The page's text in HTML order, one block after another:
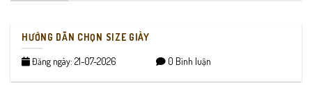
HƯỚNG DẪN CHỌN SIZE GIÀY
Đăng ngày: 21-07-2026 0 Bình luận